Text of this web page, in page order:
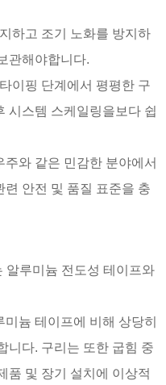
하고 조기 노화를 방지하
관해야합니다.
이핑 단계에서 평평한 구
시스템 스케일링을보다 쉽
와 같은 민감한 분야에서
안전 및 품질 표준을 충
알루미늄 전도성 테이프와
늄 테이프에 비해 상당히
니다. 구리는 또한 굽힘 중
품 및 장기 설치에 이상적